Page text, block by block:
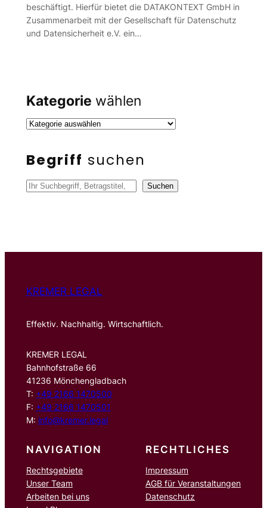
beschäftigt. Hierfür bietet die DATAKONTEXT GmbH in
Zusammenarbeit mit der Gesellschaft für Datenschutz
und Datensicherheit e.V. ein…
Kategorie wählen
Begriff suchen
S
n
Suchen
KREMER LEGAL
Effektiv. Nachhaltig. Wirtschaftlich.
KREMER LEGAL
Bahnhofstraße 66
41236 Mönchengladbach
T: +49 2166 1470500
F: +49 2166 1470501
M: info@kremer.legal
NAVIGATION
Rechtsgebiete
Unser Team
Arbeiten bei uns
RECHTLICHES
Impressum
AGB für Veranstaltungen
Datenschutz